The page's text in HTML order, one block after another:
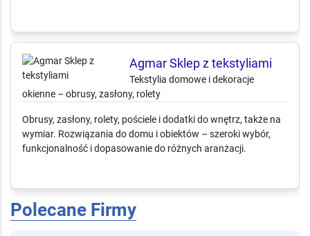
Agmar Sklep z tekstyliami
Tekstylia domowe i dekoracje
Obrusy, zasłony, rolety, pościele i dodatki do wnętrz, także na
wymiar. Rozwiązania do domu i obiektów – szeroki wybór,
Polecane Firmy